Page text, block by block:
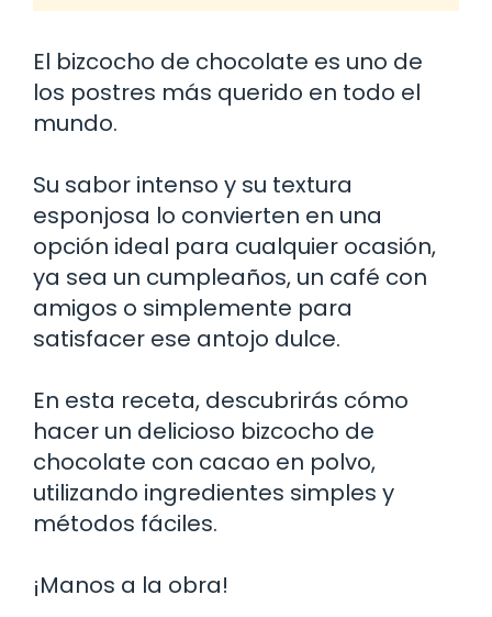
El bizcocho de chocolate es uno de
los postres más querido en todo el
mundo.
Su sabor intenso y su textura
esponjosa lo convierten en una
opción ideal para cualquier ocasión,
ya sea un cumpleaños, un café con
amigos o simplemente para
satisfacer ese antojo dulce.
En esta receta, descubrirás cómo
hacer un delicioso bizcocho de
chocolate con cacao en polvo,
utilizando ingredientes simples y
métodos fáciles.
¡Manos a la obra!